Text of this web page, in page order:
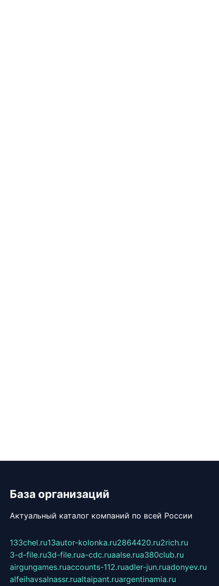
База организаций
Актуальный каталог компаний по всей России
133chel.ru13autor-kolonka.ru2864420.ru2rich.ru
3-d-file.ru3d-file.rua-cdc.ruaalse.rua380club.ru
airgungames.ruaccounts-112.ruadler-jun.ruadonyev.ru
alfeihavsalnassr.rualtaipant.ruargentinamia.ru